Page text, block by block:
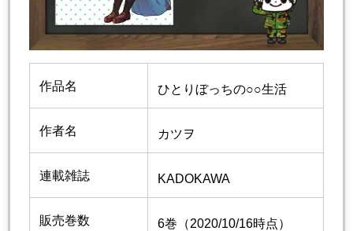
作品名 ひとりぼっちの○○生活
作者名 カツヲ
連載雑誌 KADOKAWA
販売巻数 6巻（2020/10/16時点）